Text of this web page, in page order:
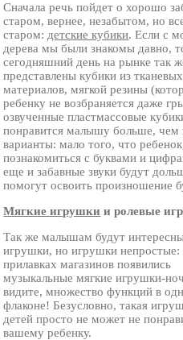
Сначала речь пойдет о хорошо
старом, вернее, незабытом, но
старом: детские кубики. Если с
дерева мы были знакомы давно,
сегодняшний день на рынке так
представлены кубики из тканевых
материалов, мягкой резины
ребенку не возбраняется даже
озвученные пластмассовые
понравится малышу больше,
варианты: мало того, что
познакомиться с буквами и
еще и забавные звуки будут
помогут освоить произношение
Мягкие игрушки и ролевые
Так же малышам будут
игрушки, но игрушки непростые:
прилавках магазинов появились
музыкальные мягкие игрушки-
видите, множество функций в
флаконе! Безусловно, такая
детей просто не может не
вашему ребенку.